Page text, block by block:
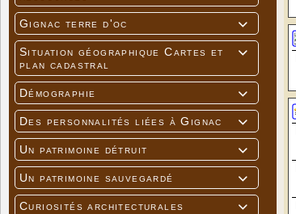

Gignac terre d'oc

Situation géographique Cartes et
plan cadastral

Démographie

Des personnalités liées à Gignac

Un patrimoine détruit

Un patrimoine sauvegardé

Curiosités architecturales